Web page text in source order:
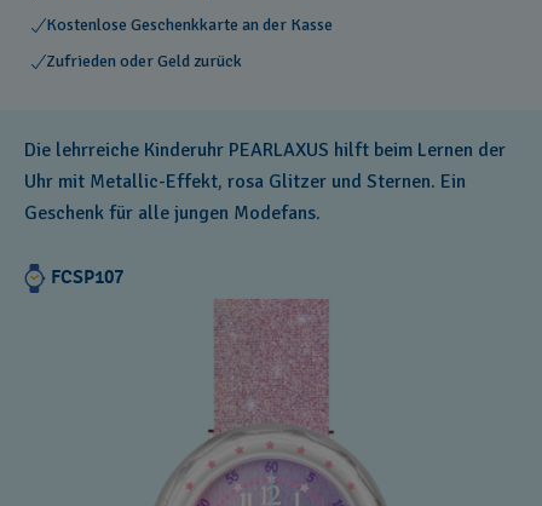
Kostenlose Geschenkkarte an der Kasse
Zufrieden oder Geld zurück
Die lehrreiche Kinderuhr PEARLAXUS hilft beim Lernen der
Uhr mit Metallic-Effekt, rosa Glitzer und Sternen. Ein
Geschenk für alle jungen Modefans.
FCSP107